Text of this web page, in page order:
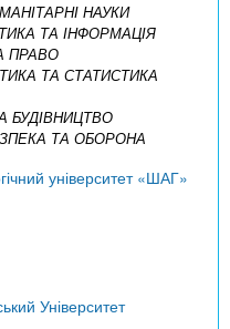
НАУКИ
ТА ІНФОРМАЦІЯ
ПРАВО
ТА СТАТИСТИКА
БУДІВНИЦТВО
ТА ОБОРОНА
університет «ШАГ»
Університет